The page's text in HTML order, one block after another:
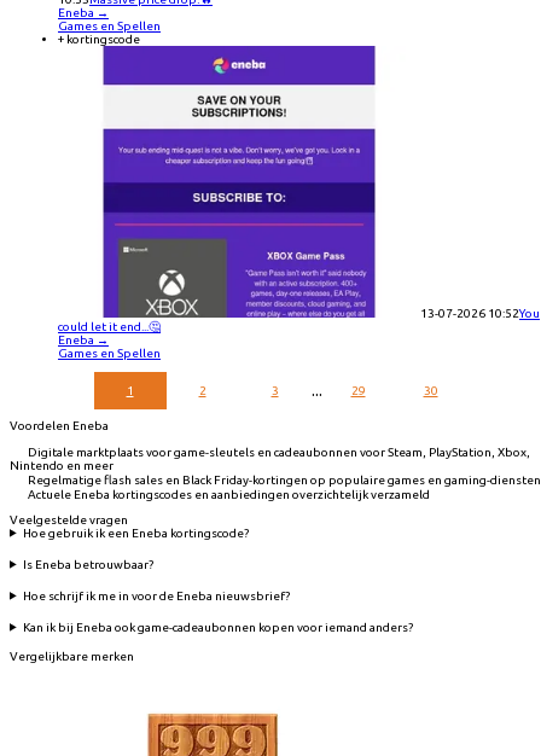
Eneba →
Games en Spellen
+ kortingscode
13-07-2026 10:52You
could let it end...🤔
Eneba →
Games en Spellen
1 2 3 ... 29 30
Voordelen Eneba
Digitale marktplaats voor game-sleutels en cadeaubonnen voor Steam, PlayStation, Xbox,
Nintendo en meer
Regelmatige flash sales en Black Friday-kortingen op populaire games en gaming-diensten
Actuele Eneba kortingscodes en aanbiedingen overzichtelijk verzameld
Veelgestelde vragen
Hoe gebruik ik een Eneba kortingscode?
Is Eneba betrouwbaar?
Hoe schrijf ik me in voor de Eneba nieuwsbrief?
Kan ik bij Eneba ook game-cadeaubonnen kopen voor iemand anders?
Vergelijkbare merken